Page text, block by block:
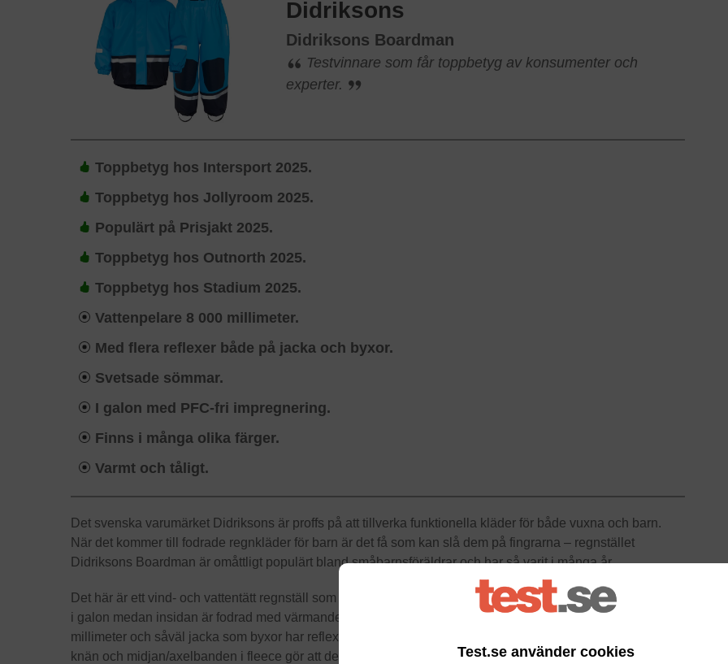
Test.se använder cookies
Didriksons
Didriksons Boardman
Testvinnare som får toppbetyg av konsumenter och
experter.
Toppbetyg hos Intersport 2025.
Toppbetyg hos Jollyroom 2025.
Populärt på Prisjakt 2025.
Toppbetyg hos Outnorth 2025.
Toppbetyg hos Stadium 2025.
Vattenpelare 8 000 millimeter.
Med flera reflexer både på jacka och byxor.
Svetsade sömmar.
I galon med PFC-fri impregnering.
Finns i många olika färger.
Varmt och tåligt.
Det svenska varumärket Didriksons är proffs på att tillverka funktionella kläder för både vuxna och barn.
När det kommer till fodrade regnkläder för barn är det få som kan slå dem på fingrarna – regnstället
Didriksons Boardman är omåttligt populärt bland småbarnsföräldrar och har så varit i många år.
Det här är ett vind- och vattentätt regnställ som har bra tålighet och en bekväm passform. Ytterdelen är gjort
i galon medan insidan är fodrad med värmande fleece. Didriksons Boardman har en vattenpelare på 8 000
millimeter och såväl jacka som byxor har reflexdetaljer för ökad synlighet. Byxorna har dessutom förstärkta
knän och midjan/axelbanden i fleece gör att de sitter mjukt och bra på plats. Huvan är avtagbar och